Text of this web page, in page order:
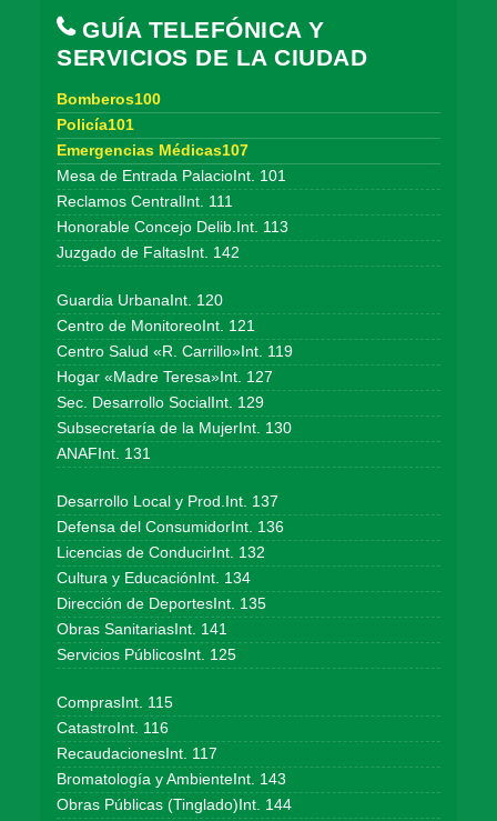
GUÍA TELEFÓNICA Y
SERVICIOS DE LA CIUDAD
Bomberos100
Policía101
Emergencias Médicas107
Mesa de Entrada PalacioInt. 101
Reclamos CentralInt. 111
Honorable Concejo Delib.Int. 113
Juzgado de FaltasInt. 142
Guardia UrbanaInt. 120
Centro de MonitoreoInt. 121
Centro Salud «R. Carrillo»Int. 119
Hogar «Madre Teresa»Int. 127
Sec. Desarrollo SocialInt. 129
Subsecretaría de la MujerInt. 130
ANAFInt. 131
Desarrollo Local y Prod.Int. 137
Defensa del ConsumidorInt. 136
Licencias de ConducirInt. 132
Cultura y EducaciónInt. 134
Dirección de DeportesInt. 135
Obras SanitariasInt. 141
Servicios PúblicosInt. 125
ComprasInt. 115
CatastroInt. 116
RecaudacionesInt. 117
Bromatología y AmbienteInt. 143
Obras Públicas (Tinglado)Int. 144